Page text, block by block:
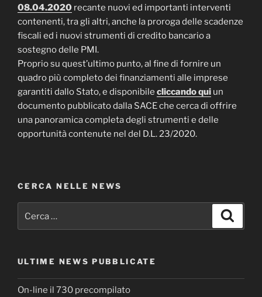
08.04.2020 recante nuovi ed importanti interventi
contenenti, tra gli altri, anche la proroga delle scadenze
fiscali ed i nuovi strumenti di credito bancario a
sostegno delle PMI.
Proprio su quest’ultimo punto, al fine di fornire un
quadro più completo dei finanziamenti alle imprese
garantiti dallo Stato, e disponibile cliccando qui un
documento pubblicato dalla SACE che cerca di offrire
una panoramica completa degli strumenti e delle
opportunità contenute nel del D.L. 23/2020.
CERCA NELLE NEWS
ULTIME NEWS PUBBLICATE
On-line il 730 precompilato